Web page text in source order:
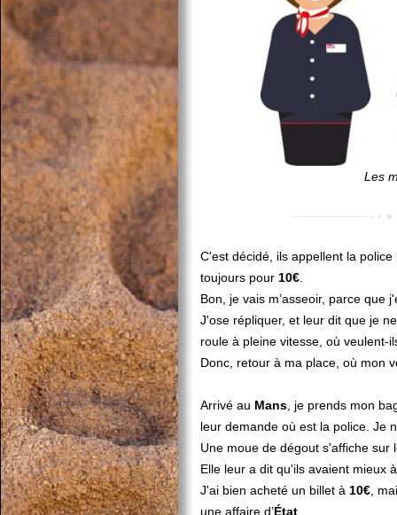
Les
C'est décidé, ils appellent la
toujours pour 10€
Bon, je vais m’asseoir, parce que
J'ose répliquer, et leur dit que je
roule à pleine vitesse, où veulent-
Donc, retour à ma place, où mon
Arrivé au Mans , je prends mon
leur demande où est la police. Je
Une moue de dégout s'affiche sur
Elle leur a dit qu'ils avaient mieux
J'ai bien acheté un billet à 10€ ,
une affaire d’État